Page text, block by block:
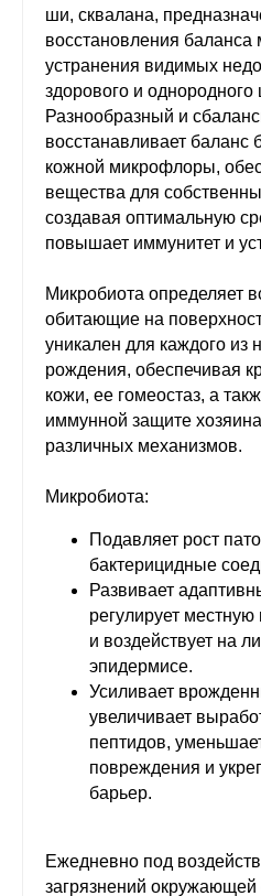
ши, сквалана,
восстановления баланса
устранения видимых
здорового и однородного
Разнообразный и
восстанавливает баланс
кожной микрофлоры,
вещества для
создавая оптимальную
повышает иммунитет и
Микробиота определяет
обитающие на
уникален для каждого из
рождения, обеспечивая
кожи, ее гомеостаз, а
иммунной защите
различных механизмов.
Микробиота:
Подавляет рост
бактерицидные
Развивает
регулирует
и воздействует на
эпидермисе.
Усиливает
увеличивает
пептидов,
повреждения и
барьер.
Ежедневно под
загрязнений